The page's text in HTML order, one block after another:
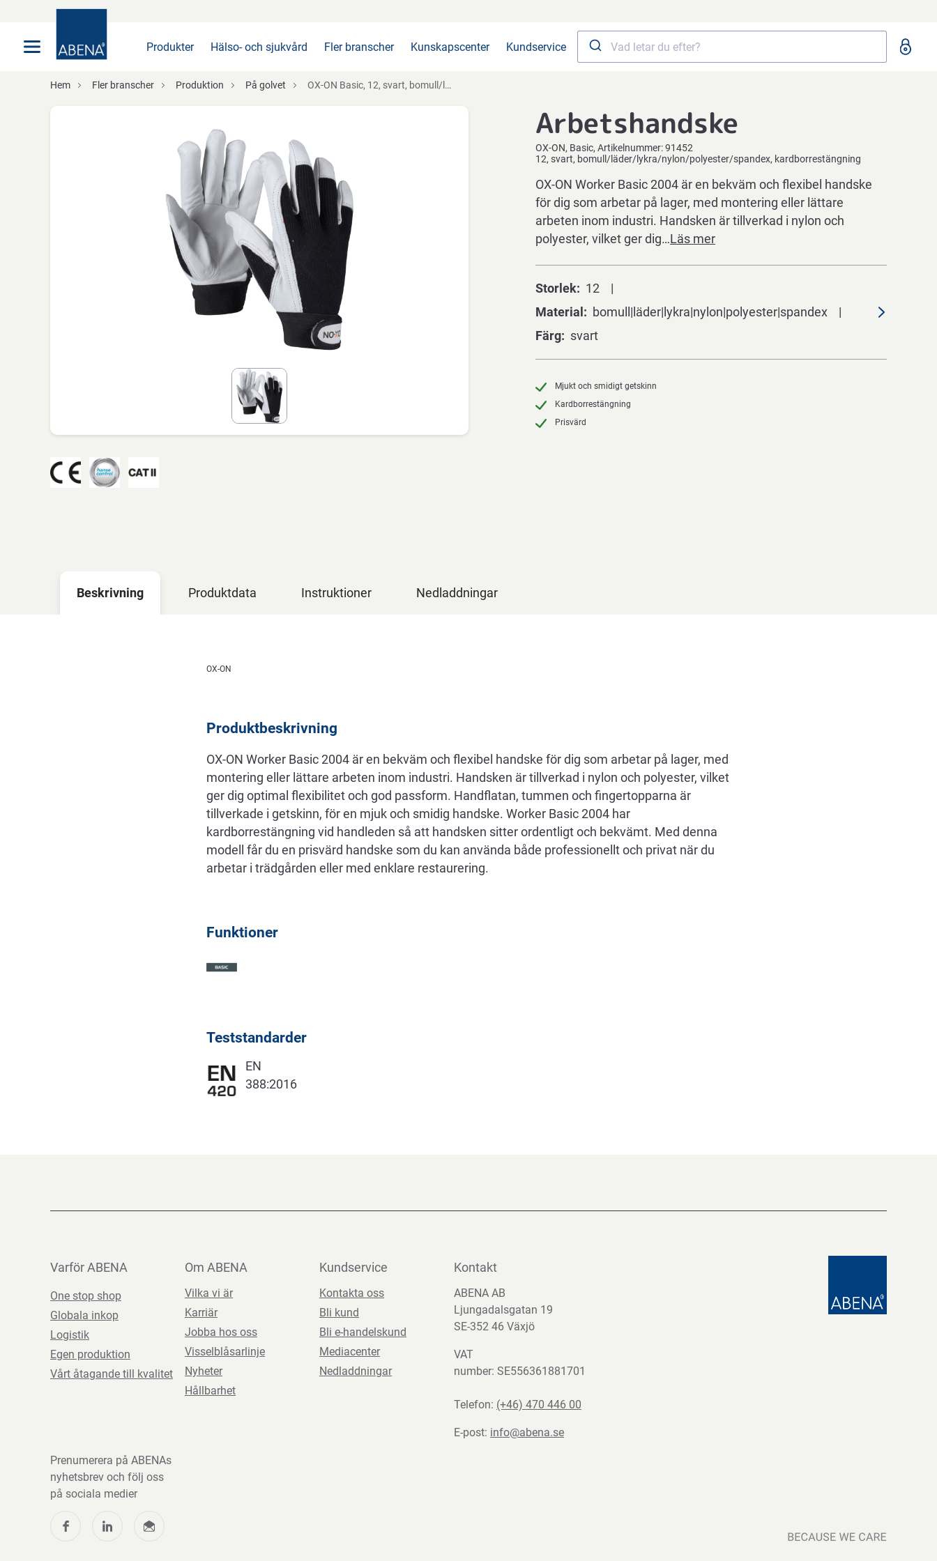
Produkter Hälso- och sjukvård Fler branscher Kunskapscenter Kundservice
Hem Fler branscher Produktion På golvet OX-ON Basic, 12, svart, bomull/läder/lykra/nylon/polyester/spandex, kardborrestängning
Arbetshandske
OX-ON Basic Artikelnummer:91452
12, svart, bomull/läder/lykra/nylon/polyester/spandex, kardborrestängning
OX-ON Worker Basic 2004 är en bekväm och flexibel handske
för dig som arbetar på lager, med montering eller lättare
arbeten inom industri. Handsken är tillverkad i nylon och
polyester, vilket ger dig…Läs mer
Storlek
12
Material
bomull|läder|lykra|nylon|polyester|spandex
Färg
svart
Mjukt och smidigt getskinn
Kardborrestängning
Prisvärd
Beskrivning Produktdata Instruktioner Nedladdningar
Beskrivning
OX-ON
Produktbeskrivning
OX-ON Worker Basic 2004 är en bekväm och flexibel handske för dig som arbetar på lager, med
montering eller lättare arbeten inom industri. Handsken är tillverkad i nylon och polyester, vilket
ger dig optimal flexibilitet och god passform. Handflatan, tummen och fingertopparna är
tillverkade i getskinn, för en mjuk och smidig handske. Worker Basic 2004 har
kardborrestängning vid handleden så att handsken sitter ordentligt och bekvämt. Med denna
modell får du en prisvärd handske som du kan använda både professionellt och privat när du
arbetar i trädgården eller med enklare restaurering.
Funktioner
Teststandarder
EN
388:2016
Varför ABENA
One stop shop
Globala inkop
Logistik
Egen produktion
Vårt åtagande till kvalitet
Om ABENA
Vilka vi är
Karriär
Jobba hos oss
Visselblåsarlinje
Nyheter
Hållbarhet
Kundservice
Kontakta oss
Bli kund
Bli e-handelskund
Mediacenter
Nedladdningar
Kontakt
ABENA AB
Ljungadalsgatan 19
SE-352 46 Växjö
VAT
number: SE556361881701
Telefon: (+46) 470 446 00
E-post: info@abena.se
Prenumerera på ABENAs
nyhetsbrev och följ oss
på sociala medier